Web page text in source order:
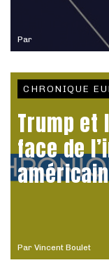
Par
Par Vincent Boulet
CHRONIQUE
Trump et
face de
américain